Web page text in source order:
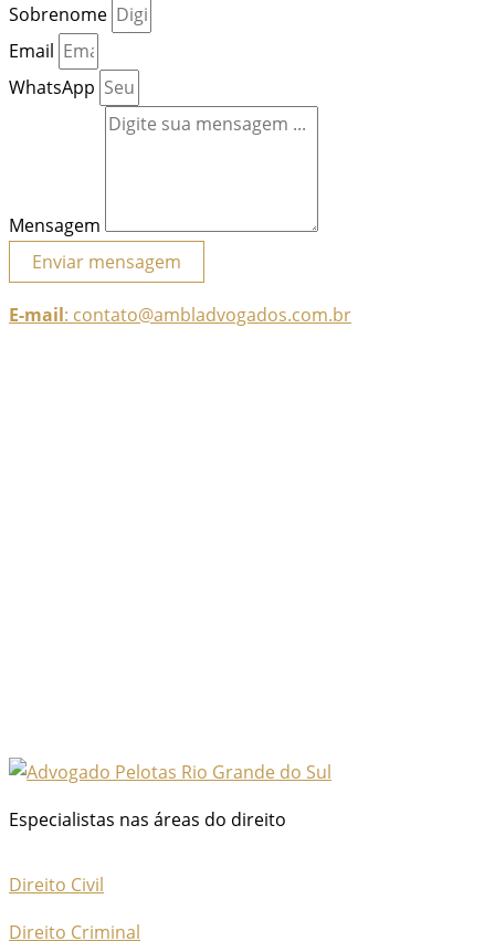
Sobrenome
Email
WhatsApp
Mensagem
Enviar mensagem
E-mail: contato@ambladvogados.com.br
Especialistas nas áreas do direito
Direito Civil
Direito Criminal